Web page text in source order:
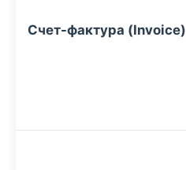
Счет-фактура (Invoice)